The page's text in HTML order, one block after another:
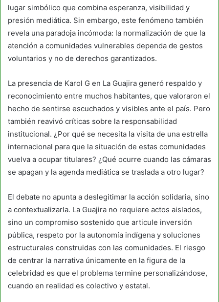
lugar simbólico que combina esperanza, visibilidad y
presión mediática. Sin embargo, este fenómeno también
revela una paradoja incómoda: la normalización de que la
atención a comunidades vulnerables dependa de gestos
voluntarios y no de derechos garantizados.
La presencia de Karol G en La Guajira generó respaldo y
reconocimiento entre muchos habitantes, que valoraron el
hecho de sentirse escuchados y visibles ante el país. Pero
también reavivó críticas sobre la responsabilidad
institucional. ¿Por qué se necesita la visita de una estrella
internacional para que la situación de estas comunidades
vuelva a ocupar titulares? ¿Qué ocurre cuando las cámaras
se apagan y la agenda mediática se traslada a otro lugar?
El debate no apunta a deslegitimar la acción solidaria, sino
a contextualizarla. La Guajira no requiere actos aislados,
sino un compromiso sostenido que articule inversión
pública, respeto por la autonomía indígena y soluciones
estructurales construidas con las comunidades. El riesgo
de centrar la narrativa únicamente en la figura de la
celebridad es que el problema termine personalizándose,
cuando en realidad es colectivo y estatal.